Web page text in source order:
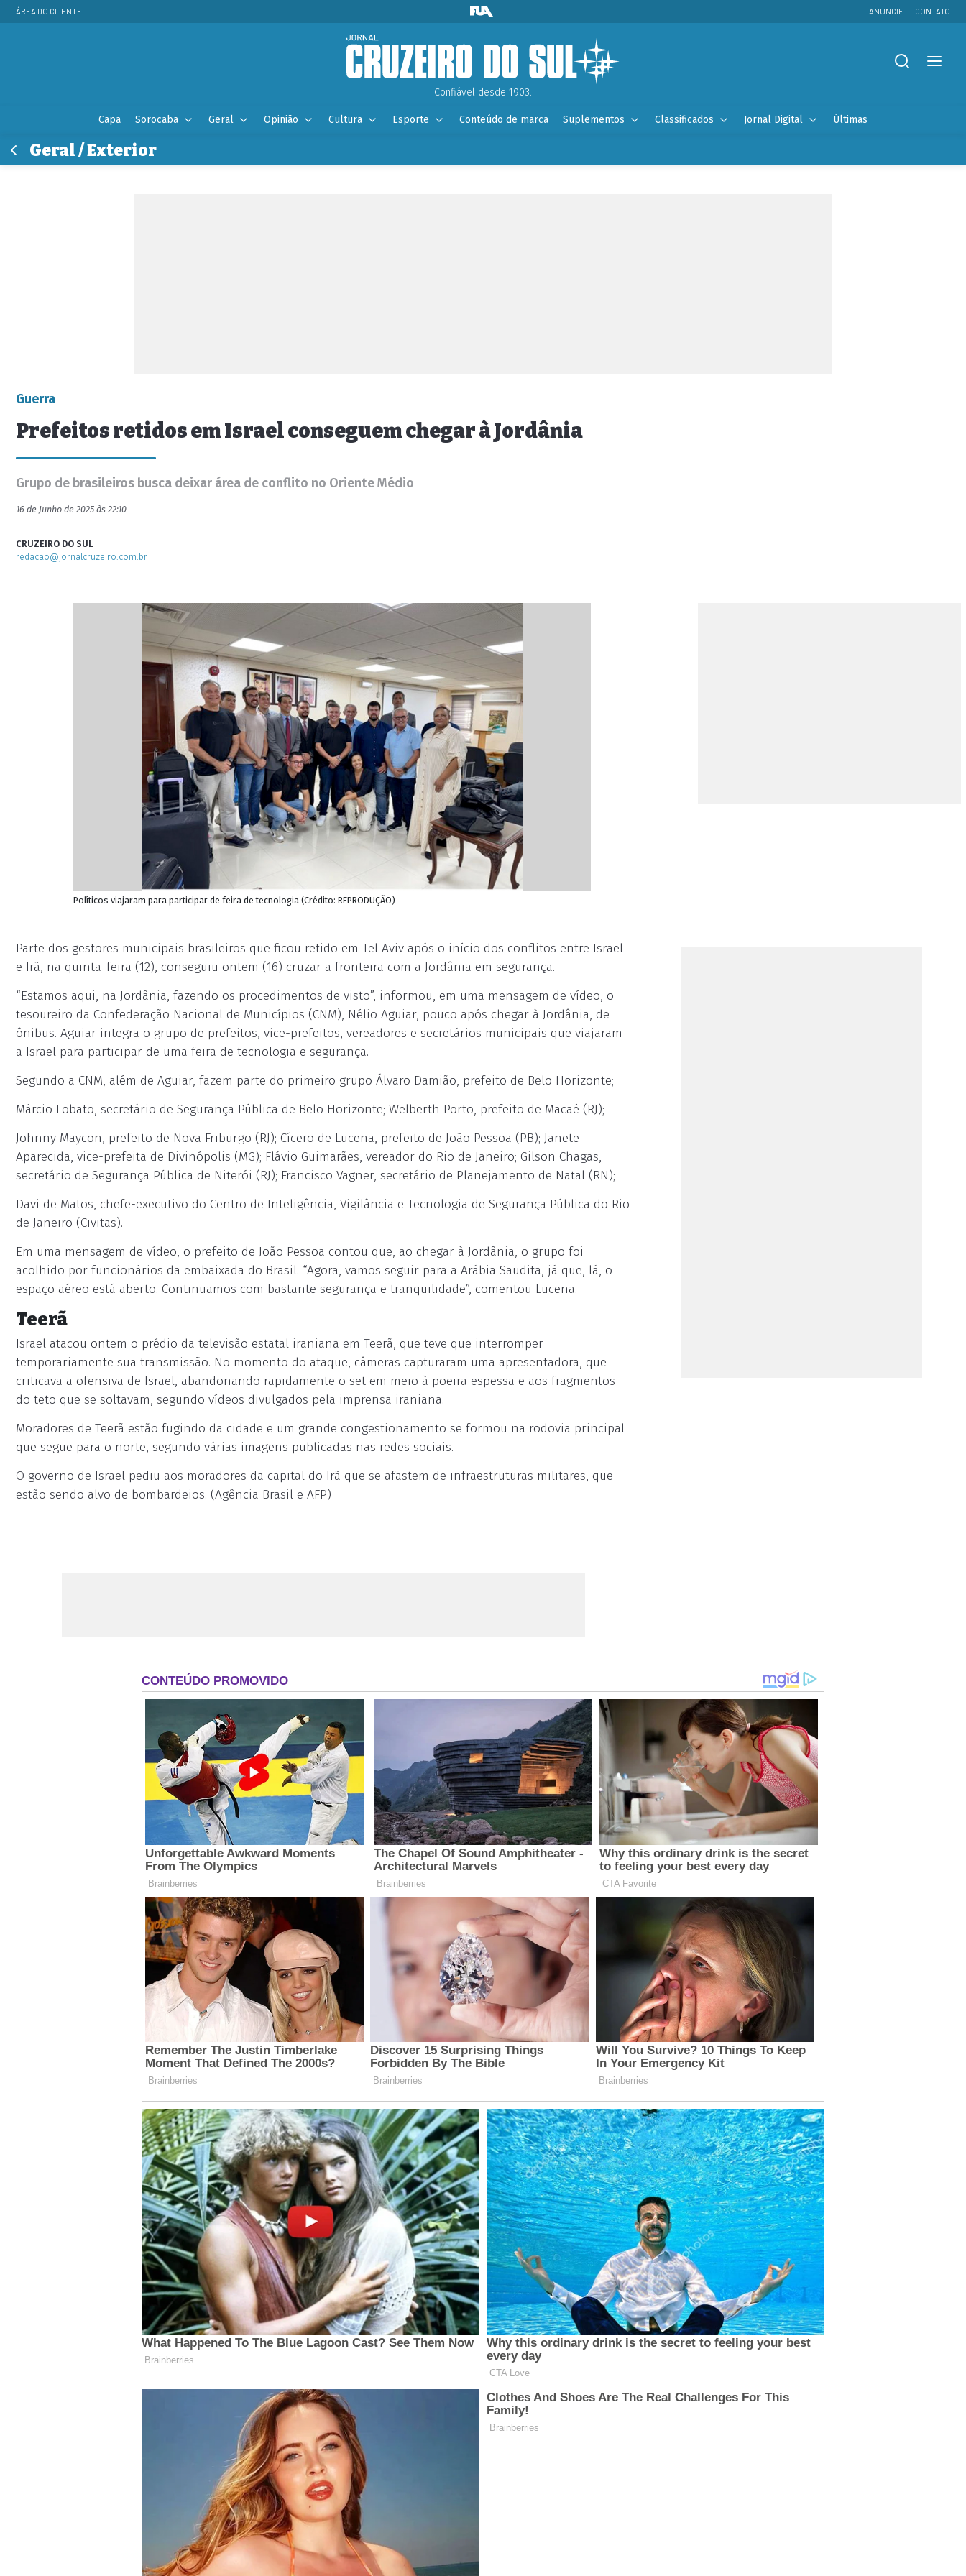
ÁREA DO CLIENTE ANUNCIE CONTATO
Confiável desde 1903.
Capa Sorocaba Geral Opinião Cultura Esporte Conteúdo de marca Suplementos Classificados Jornal Digital Últimas
Geral / Exterior
Guerra
Prefeitos retidos em Israel conseguem chegar à Jordânia
Grupo de brasileiros busca deixar área de conflito no Oriente Médio
16 de Junho de 2025 às 22:10
CRUZEIRO DO SUL
redacao@jornalcruzeiro.com.br
Políticos viajaram para participar de feira de tecnologia (Crédito: REPRODUÇÃO)
Parte dos gestores municipais brasileiros que ficou retido em Tel Aviv após o início dos conflitos entre Israel
e Irã, na quinta-feira (12), conseguiu ontem (16) cruzar a fronteira com a Jordânia em segurança.
“Estamos aqui, na Jordânia, fazendo os procedimentos de visto”, informou, em uma mensagem de vídeo, o
tesoureiro da Confederação Nacional de Municípios (CNM), Nélio Aguiar, pouco após chegar à Jordânia, de
ônibus. Aguiar integra o grupo de prefeitos, vice-prefeitos, vereadores e secretários municipais que viajaram
a Israel para participar de uma feira de tecnologia e segurança.
Segundo a CNM, além de Aguiar, fazem parte do primeiro grupo Álvaro Damião, prefeito de Belo Horizonte;
Márcio Lobato, secretário de Segurança Pública de Belo Horizonte; Welberth Porto, prefeito de Macaé (RJ);
Johnny Maycon, prefeito de Nova Friburgo (RJ); Cícero de Lucena, prefeito de João Pessoa (PB); Janete
Aparecida, vice-prefeita de Divinópolis (MG); Flávio Guimarães, vereador do Rio de Janeiro; Gilson Chagas,
secretário de Segurança Pública de Niterói (RJ); Francisco Vagner, secretário de Planejamento de Natal (RN);
Davi de Matos, chefe-executivo do Centro de Inteligência, Vigilância e Tecnologia de Segurança Pública do Rio
de Janeiro (Civitas).
Em uma mensagem de vídeo, o prefeito de João Pessoa contou que, ao chegar à Jordânia, o grupo foi
acolhido por funcionários da embaixada do Brasil. “Agora, vamos seguir para a Arábia Saudita, já que, lá, o
espaço aéreo está aberto. Continuamos com bastante segurança e tranquilidade”, comentou Lucena.
Teerã
Israel atacou ontem o prédio da televisão estatal iraniana em Teerã, que teve que interromper
temporariamente sua transmissão. No momento do ataque, câmeras capturaram uma apresentadora, que
criticava a ofensiva de Israel, abandonando rapidamente o set em meio à poeira espessa e aos fragmentos
do teto que se soltavam, segundo vídeos divulgados pela imprensa iraniana.
Moradores de Teerã estão fugindo da cidade e um grande congestionamento se formou na rodovia principal
que segue para o norte, segundo várias imagens publicadas nas redes sociais.
O governo de Israel pediu aos moradores da capital do Irã que se afastem de infraestruturas militares, que
estão sendo alvo de bombardeios. (Agência Brasil e AFP)